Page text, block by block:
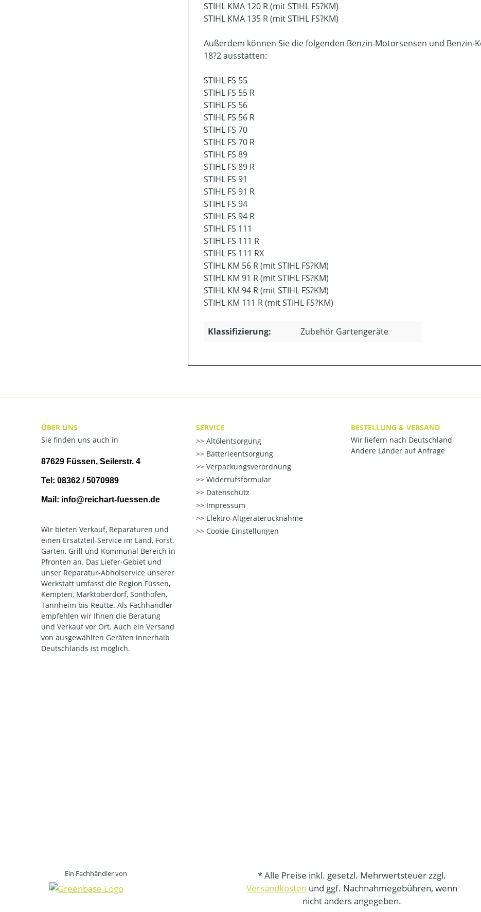
STIHL KMA 120 R (mit STIHL FS?KM)
STIHL KMA 135 R (mit STIHL FS?KM)
Außerdem können Sie die folgenden Benzin-Motorsensen und
18?2 ausstatten:
STIHL FS 55
STIHL FS 55 R
STIHL FS 56
STIHL FS 56 R
STIHL FS 70
STIHL FS 70 R
STIHL FS 89
STIHL FS 89 R
STIHL FS 91
STIHL FS 91 R
STIHL FS 94
STIHL FS 94 R
STIHL FS 111
STIHL FS 111 R
STIHL FS 111 RX
STIHL KM 56 R (mit STIHL FS?KM)
STIHL KM 91 R (mit STIHL FS?KM)
STIHL KM 94 R (mit STIHL FS?KM)
STIHL KM 111 R (mit STIHL FS?KM)
Klassifizierung: Zubehör Gartengeräte
ÜBER UNS
Sie finden uns auch in
87629 Füssen, Seilerstr. 4
Tel: 08362 / 5070989
Mail: info@reichart-fuessen.de
Wir bieten Verkauf, Reparaturen und
einen Ersatzteil-Service im Land, Forst,
Garten, Grill und Kommunal Bereich in
Pfronten an. Das Liefer-Gebiet und
unser Reparatur-Abholservice unserer
Werkstatt umfasst die Region Füssen,
Kempten, Marktoberdorf, Sonthofen,
Tannheim bis Reutte. Als Fachhändler
empfehlen wir Ihnen die Beratung
und Verkauf vor Ort. Auch ein Versand
von ausgewählten Geräten innerhalb
Deutschlands ist möglich.
SERVICE
Altölentsorgung
Batterieentsorgung
Verpackungsverordnung
Widerrufsformular
Datenschutz
Impressum
Elektro-Altgeräterücknahme
Cookie-Einstellungen
BESTELLUNG & VERSAND
Wir liefern nach Deutschland
Andere Länder auf Anfrage
Ein Fachhändler von
* Alle Preise inkl. gesetzl. Mehrwertsteuer zzgl.
Versandkosten und ggf. Nachnahmegebühren, wenn
nicht anders angegeben.